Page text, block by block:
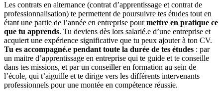
Les contrats en alternance (contrat d’apprentissage et contrat de
professionnalisation) te permettent de poursuivre tes études tout en
étant une partie de l’année en entreprise pourmettre en pratique ce
que tu apprends. Tu deviens dès lors salarié.e d’une entreprise et
acquiert une expérience significative que tu peux ajouter à ton CV.
Tu es accompagné.e pendant toute la durée de tes études : par
un maitre d’apprentissage en entreprise qui te guide et te conseille
dans tes missions, et par un conseiller en formation au sein de
l’école, qui t’aiguille et te dirige vers les différents intervenants
professionnels pour une montée en compétence réussie.